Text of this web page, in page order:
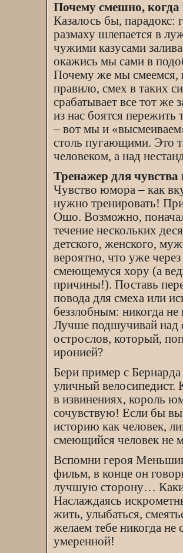
Почему смешно, когда
Казалось бы, парадокс:
размаху шлепается в
чужими казусами
окажись мы сами в
Почему же мы смеемся,
правило, смех в таких
срабатывает все тот
из нас боятся пережить
– вот мы и
столь пугающими. Это
человеком, а над
Тренажер для
Чувство юмора – как
нужно тренировать!
Ошо. Возможно,
течение нескольких
детского, женского,
вероятно, что уже
смеющемуся хору (а
причины!). Поставь
повода для смеха или
беззлобным: никогда
Лучше подшучивай над
острослов, который,
иронией?
Бери пример с
уличный
в извинениях, король
сочувствую! Если бы вы
историю как человек,
смеющийся человек не
Вспомни героя
фильм, в конце он
лучшую сторону…
Наслаждаясь
жить, улыбаться,
желаем тебе никогда не
умеренной!